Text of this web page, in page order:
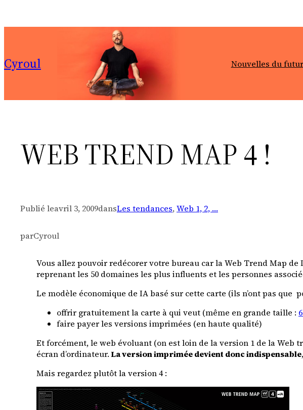
Cyroul Nouvelles du futur
WEB TREND MAP 4 !
Publié leavril 3, 2009dansLes tendances, Web 1, 2, …
parCyroul
Vous allez pouvoir redécorer votre bureau carla Web Trend Map
reprenant les 50 domaines les plus influents et les personnes
Le modèle économique de IA basé sur cette carte (ils n’ont pas que
offrir gratuitement la carte à qui veut (même en grande taille :
faire payer les versions imprimées (en haute qualité)
Et forcément, le web évoluant (on est loin de la version 1 de la
écran d’ordinateur.La version imprimée devient donc indispensable
Mais regardez plutôt la version 4 :